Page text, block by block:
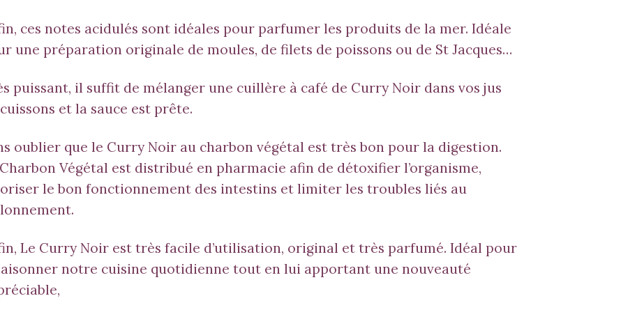
ces notes acidulés sont idéales pour parfumer les produits de la mer. Idéale
une préparation originale de moules, de filets de poissons ou de St Jacques…
puissant, il suffit de mélanger une cuillère à café de Curry Noir dans vos jus
et la sauce est prête.
oublier que le Curry Noir au charbon végétal est très bon pour la digestion.
Végétal est distribué en pharmacie afin de détoxifier l’organisme,
le bon fonctionnement des intestins et limiter les troubles liés au
Le Curry Noir est très facile d’utilisation, original et très parfumé. Idéal pour
notre cuisine quotidienne tout en lui apportant une nouveauté